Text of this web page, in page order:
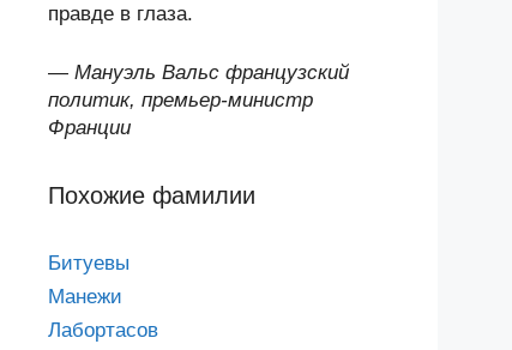
правде в глаза.
— Мануэль Вальс французский
политик, премьер-министр
Франции
Похожие фамилии
Битуевы
Манежи
Лабортасов